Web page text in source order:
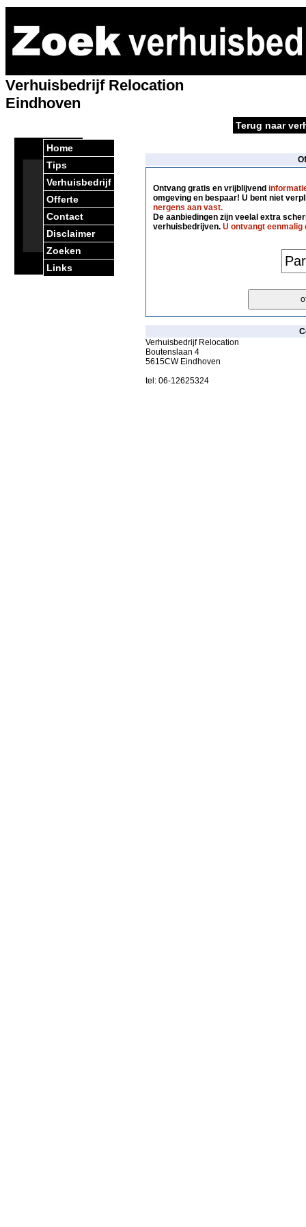
Home
Tips
Verhuisbedrijf
Offerte
Contact
Disclaimer
Zoeken
Links
Verhuisbedrijf Relocation
Eindhoven
Terug naar
Ontvang gratis en vrijblijvend
omgeving en bespaar! U bent niet
nergens aan vast.
De aanbiedingen zijn veelal extra
verhuisbedrijven.U ontvangt eenmalig
Verhuisbedrijf Relocation
Boutenslaan 4
5615CW Eindhoven
tel: 06-12625324